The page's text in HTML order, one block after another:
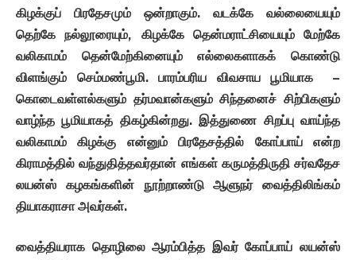
கிழக்குப்
பிரதேசமும் ஒன்றாகும். வடக்கே
வல்லையையும்
தெற்கே நல்லூரையும், கிழக்கே தென்மராட்சியையும் மேற்கே
வலிகாமம்
தென்மேற்கினையும் எல்லைகளாகக்
கொண்டு
விளங்கும்
செம்மண்பூமி. பாரம்பரிய விவசாய பூமியாக –
கொடைவள்ளல்களும் தர்மவான்களும் சிந்தனைச் சிற்பிகளும்
வாழ்ந்த பூமியாகத் திகழ்கின்றது.இத்துணை சிறப்பு வாய்ந்த
வலிகாமம்
கிழக்கு என்னும் பிரதேசத்தில் கோப்பாய்
என்ற
கிராமத்தில் வந்துதித்தவர்தான் எங்கள் கருமத்திருதி சர்வதேச
லயன்ஸ்
கழகங்களின் நூற்றாண்டு ஆளுநர்
வைத்திலிங்கம்
தியாகராசா அவர்கள்.
வைத்தியராக தொழிலை ஆரம்பித்த இவர் கோப்பாய் லயன்ஸ்